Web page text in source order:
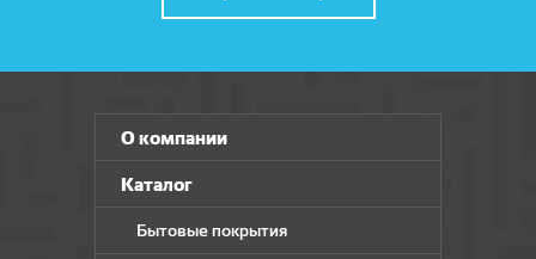
О компании
Каталог
Бытовые покрытия